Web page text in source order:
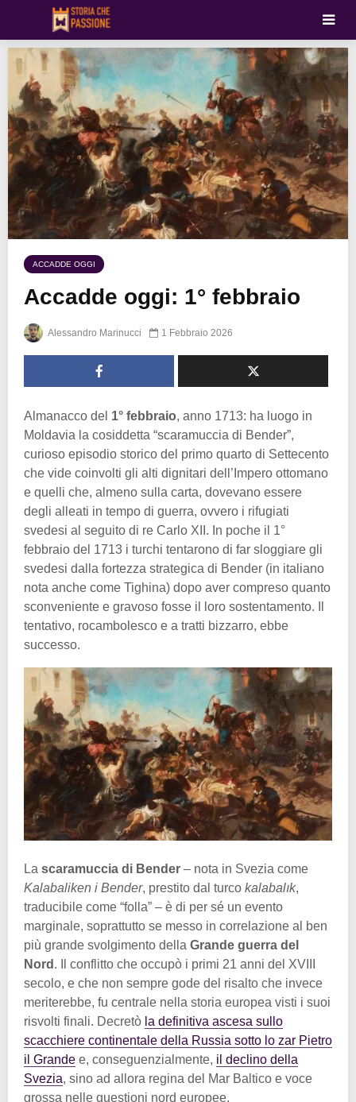
ACCADDE OGGI
Accadde oggi: 1° febbraio
Alessandro Marinucci 1 Febbraio 2026
Almanacco del 1° febbraio, anno 1713: ha luogo in
Moldavia la cosiddetta “scaramuccia di Bender”,
curioso episodio storico del primo quarto di Settecento
che vide coinvolti gli alti dignitari dell’Impero ottomano
e quelli che, almeno sulla carta, dovevano essere
degli alleati in tempo di guerra, ovvero i rifugiati
svedesi al seguito di re Carlo XII. In poche il 1°
febbraio del 1713 i turchi tentarono di far sloggiare gli
svedesi dalla fortezza strategica di Bender (in italiano
nota anche come Tighina) dopo aver compreso quanto
sconveniente e gravoso fosse il loro sostentamento. Il
tentativo, rocambolesco e a tratti bizzarro, ebbe
successo.
La scaramuccia di Bender – nota in Svezia come
Kalabaliken i Bender, prestito dal turco kalabalık,
traducibile come “folla” – è di per sé un evento
marginale, soprattutto se messo in correlazione al ben
più grande svolgimento della Grande guerra del
Nord . Il conflitto che occupò i primi 21 anni del XVIII
secolo, e che non sempre gode del risalto che invece
meriterebbe, fu centrale nella storia europea visti i suoi
risvolti finali. Decretò la definitiva ascesa sullo
scacchiere continentale della Russia sotto lo zar Pietro
il Grande e, conseguenzialmente, il declino della
Svezia, sino ad allora regina del Mar Baltico e voce
grossa nelle questioni nord europee.